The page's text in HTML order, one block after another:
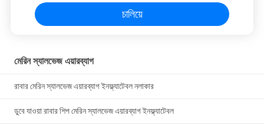
চালিয়ে
মেরিন স্যালভেজ এয়ারব্যাগ
রাবার মেরিন স্যালভেজ এয়ারব্যাগ ইনফ্ল্যাটেবল নলাকার
ডুবে যাওয়া রাবার শিপ মেরিন স্যালভেজ এয়ারব্যাগ ইনফ্ল্যাটেবল